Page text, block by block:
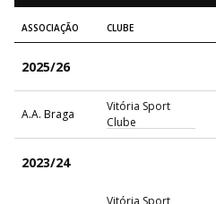
ASSOCIAÇÃO CLUBE
2025/26
A.A. Braga
Vitória Sport
Clube
2023/24
Vitória Sport